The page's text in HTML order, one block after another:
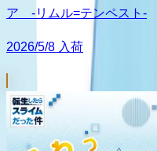
ア -リムル=テンペスト-
2026/5/8 入荷